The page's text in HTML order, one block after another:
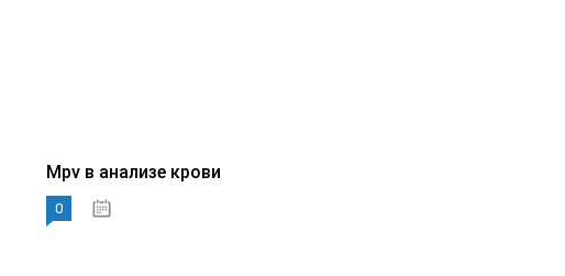
Mpv в анализе крови
0